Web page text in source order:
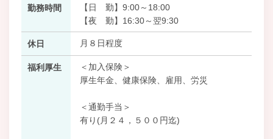
勤務時間
【日 勤】9:00～18:00
【夜 勤】16:30～翌9:30
休日 月８日程度
福利厚生
＜加入保険＞
厚生年金、健康保険、雇用、労災
＜通勤手当＞
有り(月２４，５００円迄)